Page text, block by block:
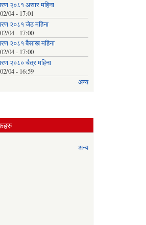
२०८१ असार महिना
04 - 17:01
२०८१ जेठ महिना
04 - 17:00
२०८१ बैसाख महिना
04 - 17:00
२०८० चैत्र महिना
04 - 16:59
अन्य
अन्य